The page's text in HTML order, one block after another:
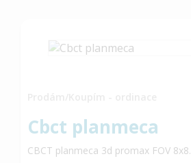
Cbct planmeca
CBCT planmeca 3d promax FOV 8x8.